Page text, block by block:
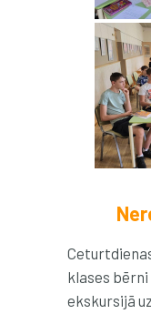
klases bērni
ekskursijā